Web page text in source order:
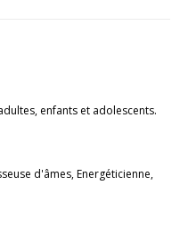
enfants et adolescents.
d'âmes, Energéticienne,